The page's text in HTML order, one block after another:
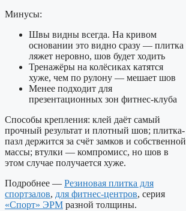
Минусы:
Швы видны всегда. На кривом
основании это видно сразу — плитка
ляжет неровно, шов будет ходить
Тренажёры на колёсиках катятся
хуже, чем по рулону — мешает шов
Менее подходит для
презентационных зон фитнес-клуба
Способы крепления: клей даёт самый
прочный результат и плотный шов; плитка-
пазл держится за счёт замков и собственной
массы; втулки — компромисс, но шов в
этом случае получается хуже.
Подробнее — Резиновая плитка для
спортзалов, для фитнес-центров, серия
«Спорт» ЭРМ разной толщины.